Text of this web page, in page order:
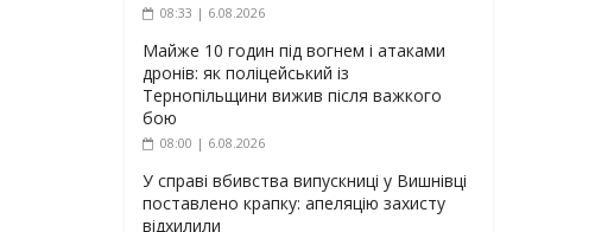
08:33 | 6.08.2026
Майже 10 годин під вогнем і атаками
дронів: як поліцейський із
Тернопільщини вижив після важкого
бою
08:00 | 6.08.2026
У справі вбивства випускниці у Вишнівці
поставлено крапку: апеляцію захисту
відхилили